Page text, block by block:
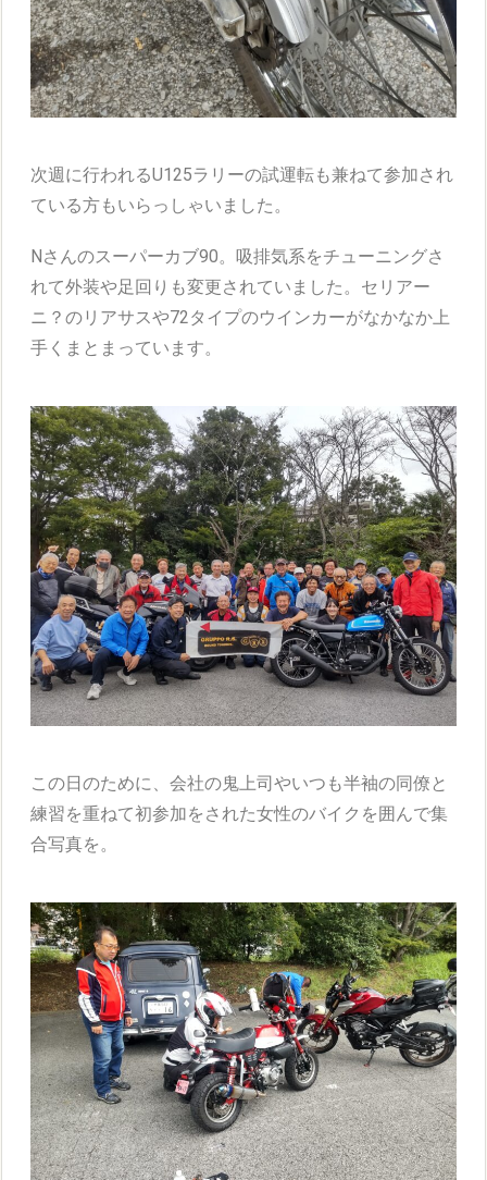
次週に行われるU125ラリーの試運転も兼ねて参加され
ている方もいらっしゃいました。
Nさんのスーパーカブ90。吸排気系をチューニングさ
れて外装や足回りも変更されていました。セリアー
ニ？のリアサスや72タイプのウインカーがなかなか上
手くまとまっています。
この日のために、会社の鬼上司やいつも半袖の同僚と
練習を重ねて初参加をされた女性のバイクを囲んで集
合写真を。